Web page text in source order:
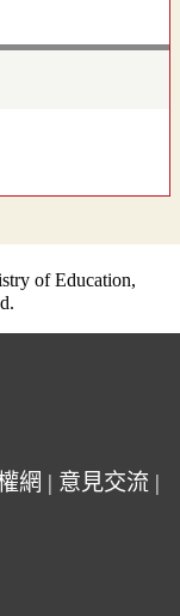
of Education,
網 | 意見交流 |